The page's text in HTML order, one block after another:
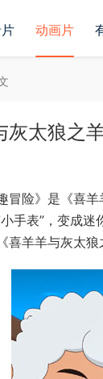
动画片
灰太狼之
冒险》是《喜
手表”，变成
羊羊与灰太狼